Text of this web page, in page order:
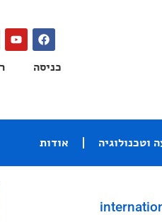
כניסה
וטכנולוגיה אודות